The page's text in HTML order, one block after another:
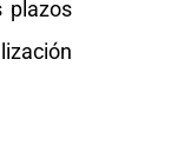
plazos